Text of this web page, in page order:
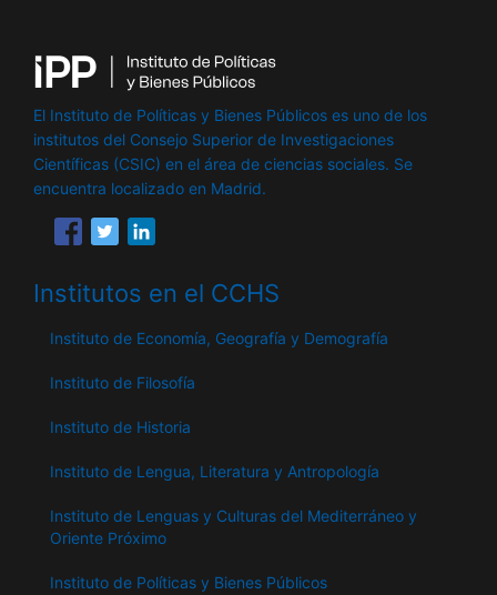
El Instituto de Políticas y Bienes Públicos es uno de los
institutos del Consejo Superior de Investigaciones
Científicas (CSIC) en el área de ciencias sociales. Se
encuentra localizado en Madrid.
Institutos en el CCHS
Instituto de Economía, Geografía y Demografía
Instituto de Filosofía
Instituto de Historia
Instituto de Lengua, Literatura y Antropología
Instituto de Lenguas y Culturas del Mediterráneo y
Oriente Próximo
Instituto de Políticas y Bienes Públicos